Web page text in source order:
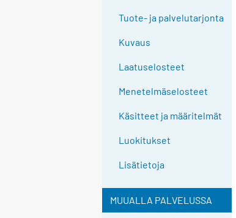
Tuote- ja palvelutarjonta
Kuvaus
Laatuselosteet
Menetelmäselosteet
Käsitteet ja määritelmät
Luokitukset
Lisätietoja
MUUALLA PALVELUSSA